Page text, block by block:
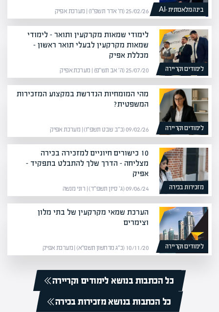
בינה מלאכותית -AI 25/02/26 (ח׳ אדר תשפ״ו) | מערכת אפיק
לימודים וקריירה
לימודי שמאות מקרקעין ותואר – לימודי
שמאות מקרקעין לבעלי תואר ראשון –
מכללת אפיק
25/07/20 (ה׳ אב תש״פ) | מערכת אפיק
לימודים וקריירה
מהי המומחיות הנדרשת במקצוע המזכירות
המשפטית?
09/02/26 (כ״ב שבט תשפ״ו) | מערכת אפיק
מזכירות בכירה
10 כישורים חיוניים למזכירה בכירה
מצליחה – הדרך שלך להתבלט בתפקיד –
אפיק
09/06/24 (ג׳ סיון תשפ״ד) | רוני מנשה
לימודים וקריירה
הערכת שמאי מקרקעין של בתי מלון
וצימרים
10/11/20 (כ״ג מרחשון תשפ״א) | מערכת אפיק
כל הכתבות בנושא לימודים וקריירה
כל הכתבות בנושא מזכירות בכירה